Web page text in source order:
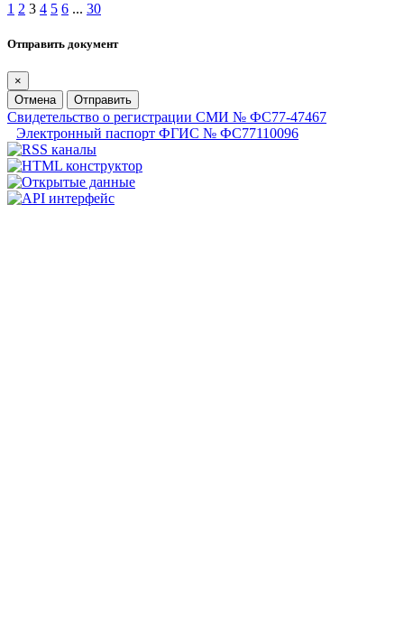
1 2 3 4 5 6 ... 30
Отправить документ
×
Отмена
Отправить
Свидетельство о регистрации СМИ № ФС77-47467
Электронный паспорт ФГИС № ФС77110096